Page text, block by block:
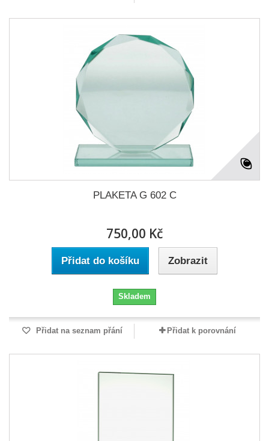
PLAKETA G 602 C
750,00 Kč
Přidat do košíku Zobrazit
Skladem
Přidat na seznam přání Přidat k porovnání